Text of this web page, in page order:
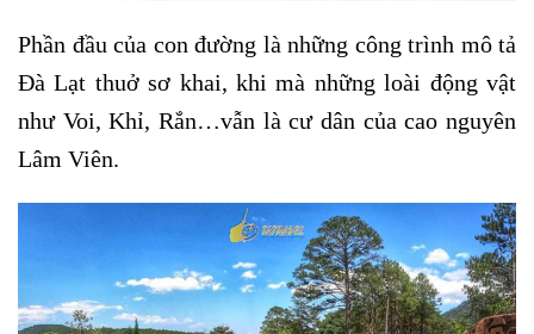
Phần đầu của con đường là những công trình mô tả
Đà Lạt thuở sơ khai, khi mà những loài động vật
như Voi, Khỉ, Rắn…vẫn là cư dân của cao nguyên
Lâm Viên.